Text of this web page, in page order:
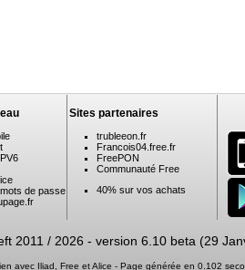
de passe
Sites partenaires
trubleeon.fr
Francois04.free.fr
FreePON
Communauté Free
40% sur vos achats
2011 / 2026 - version 6.10 beta (29
avec Iliad, Free et Alice - Page générée en 0.102